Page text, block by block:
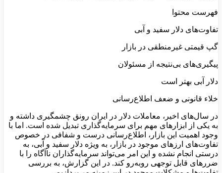
فهرست محتوا
تفاوت‌های دلار سفید و آبی
گپ قیمتی غیرمنطقی در بازار
پیگیری‌های بی‌نتیجه از مسئولان
دلار آبی بهتر است
خلاء قانونی و ضعف اطلاع‌رسانی
در سال‌های اخیر، معاملات دلار در ایران رونق چشمگیری داشته و
به یکی از ابزارهای مهم برای سرمایه‌گذاری تبدیل شده است. اما با
وجود اهمیت این بازار، اطلاع‌رسانی درست و شفافی در خصوص
تفاوت‌های ارزهای موجود در بازار، به ویژه دلار سفید و آبی، به
درستی انجام نشده و این امر می‌تواند سرمایه‌گذاران ناآگاه را با
ضررهای قابل توجهی روبه‌رو کند. در این گزارش، به بررسی